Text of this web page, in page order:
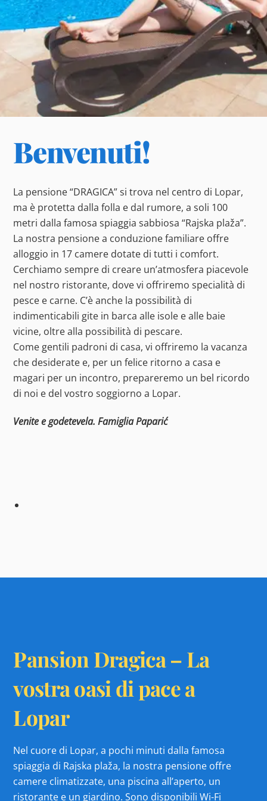
Benvenuti!
La pensione “DRAGICA” si trova nel centro di Lopar,
ma è protetta dalla folla e dal rumore, a soli 100
metri dalla famosa spiaggia sabbiosa “Rajska plaža”.
La nostra pensione a conduzione familiare offre
alloggio in 17 camere dotate di tutti i comfort.
Cerchiamo sempre di creare un’atmosfera piacevole
nel nostro ristorante, dove vi offriremo specialità di
pesce e carne. C’è anche la possibilità di
indimenticabili gite in barca alle isole e alle baie
vicine, oltre alla possibilità di pescare.
Come gentili padroni di casa, vi offriremo la vacanza
che desiderate e, per un felice ritorno a casa e
magari per un incontro, prepareremo un bel ricordo
di noi e del vostro soggiorno a Lopar.
Venite e godetevela. Famiglia Paparić
Pansion Dragica – La
vostra oasi di pace a
Lopar
Nel cuore di Lopar, a pochi minuti dalla famosa
spiaggia di Rajska plaža, la nostra pensione offre
camere climatizzate, una piscina all’aperto, un
ristorante e un giardino. Sono disponibili Wi-Fi